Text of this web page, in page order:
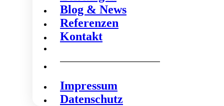
Blog & News
Referenzen
Kontakt
Impressum
Datenschutz